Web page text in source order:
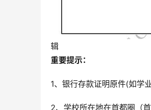
辑
重要提示：
1、银行存款证明原件(如学
2、学校所在地在首都圈（